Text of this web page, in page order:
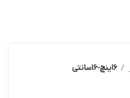
6اینچ-16سانتی